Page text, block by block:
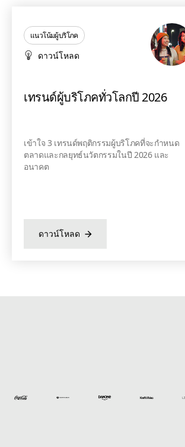
แนวโน้มผู้บริโภค
ดาวน์โหลด
เทรนด์ผู้บริโภคทั่วโลกปี 2026
เข้าใจ 3 เทรนด์พฤติกรรมผู้บริโภคที่จะกำหนด
ตลาดและกลยุทธ์นวัตกรรมในปี 2026 และ
อนาคต
ดาวน์โหลด